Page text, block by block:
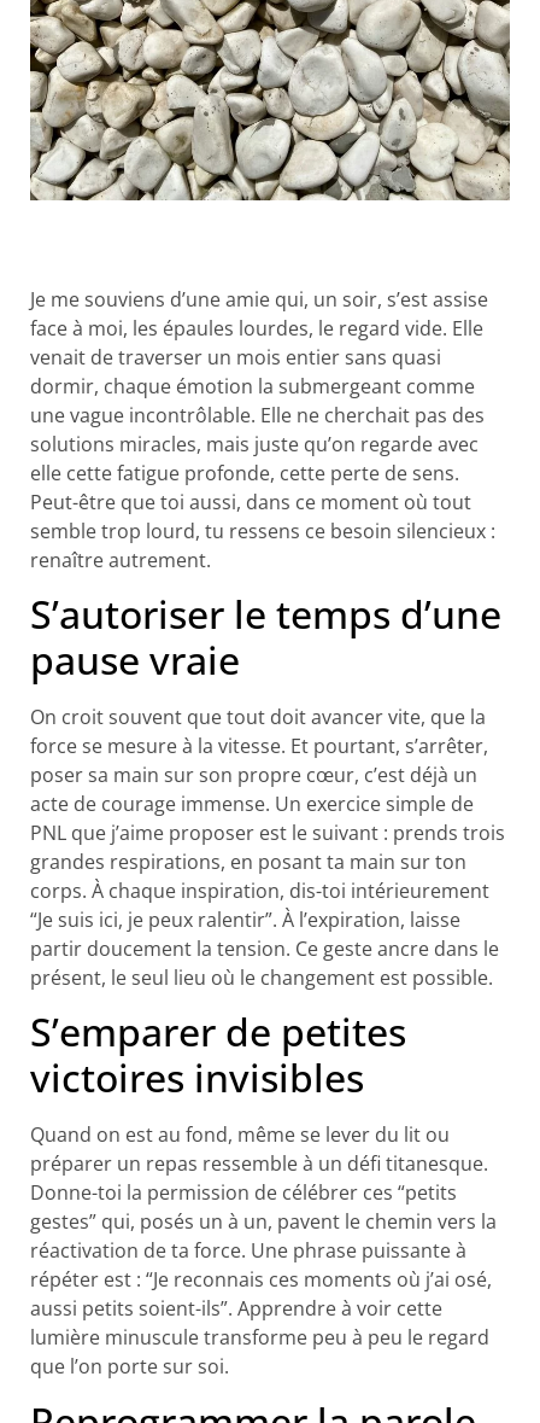
Je me souviens d’une amie qui, un soir, s’est assise
face à moi, les épaules lourdes, le regard vide. Elle
venait de traverser un mois entier sans quasi
dormir, chaque émotion la submergeant comme
une vague incontrôlable. Elle ne cherchait pas des
solutions miracles, mais juste qu’on regarde avec
elle cette fatigue profonde, cette perte de sens.
Peut-être que toi aussi, dans ce moment où tout
semble trop lourd, tu ressens ce besoin silencieux :
renaître autrement.
S’autoriser le temps d’une
pause vraie
On croit souvent que tout doit avancer vite, que la
force se mesure à la vitesse. Et pourtant, s’arrêter,
poser sa main sur son propre cœur, c’est déjà un
acte de courage immense. Un exercice simple de
PNL que j’aime proposer est le suivant : prends trois
grandes respirations, en posant ta main sur ton
corps. À chaque inspiration, dis-toi intérieurement
“Je suis ici, je peux ralentir”. À l’expiration, laisse
partir doucement la tension. Ce geste ancre dans le
présent, le seul lieu où le changement est possible.
S’emparer de petites
victoires invisibles
Quand on est au fond, même se lever du lit ou
préparer un repas ressemble à un défi titanesque.
Donne-toi la permission de célébrer ces “petits
gestes” qui, posés un à un, pavent le chemin vers la
réactivation de ta force. Une phrase puissante à
répéter est : “Je reconnais ces moments où j’ai osé,
aussi petits soient-ils”. Apprendre à voir cette
lumière minuscule transforme peu à peu le regard
que l’on porte sur soi.